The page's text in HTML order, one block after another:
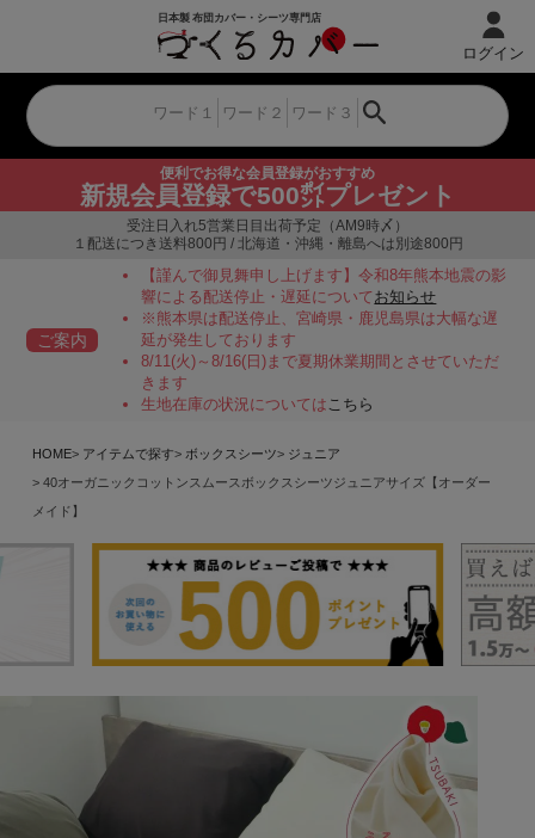
便利でお得な会員登録がおすすめ
新規会員登録で500㌽プレゼント
ログイン
受注日入れ5営業日目出荷予定（AM9時〆）
１配送につき送料800円 / 北海道・沖縄・離島へは別途800円
ご案内
【謹んで御見舞申し上げます】令和8年熊本地震の影
響による配送停止・遅延についてお知らせ
※熊本県は配送停止、宮崎県・鹿児島県は大幅な遅
延が発生しております
8/11(火)～8/16(日)まで夏期休業期間とさせていただ
きます
生地在庫の状況についてはこちら
HOME アイテムで探す ボックスシーツ
ジュニア
40オーガニックコットンスムースボックスシーツジュニアサイズ【オーダー
メイド】